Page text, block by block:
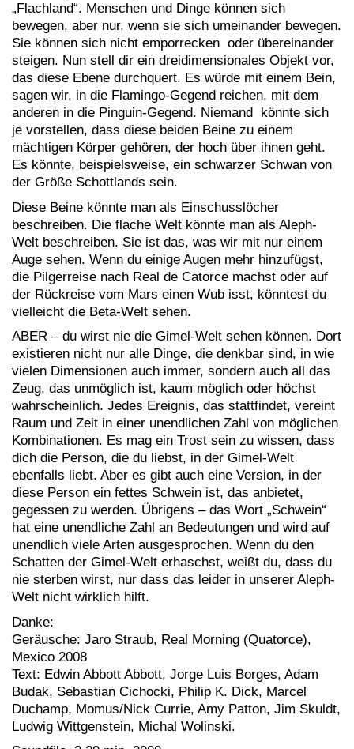
„Flachland“. Menschen und Dinge können sich
bewegen, aber nur, wenn sie sich umeinander bewegen.
Sie können sich nicht emporrecken oder übereinander
steigen. Nun stell dir ein dreidimensionales Objekt vor,
das diese Ebene durchquert. Es würde mit einem Bein,
sagen wir, in die Flamingo-Gegend reichen, mit dem
anderen in die Pinguin-Gegend. Niemand könnte sich
je vorstellen, dass diese beiden Beine zu einem
mächtigen Körper gehören, der hoch über ihnen geht.
Es könnte, beispielsweise, ein schwarzer Schwan von
der Größe Schottlands sein.
Diese Beine könnte man als Einschusslöcher
beschreiben. Die flache Welt könnte man als Aleph-
Welt beschreiben. Sie ist das, was wir mit nur einem
Auge sehen. Wenn du einige Augen mehr hinzufügst,
die Pilgerreise nach Real de Catorce machst oder auf
der Rückreise vom Mars einen Wub isst, könntest du
vielleicht die Beta-Welt sehen.
ABER – du wirst nie die Gimel-Welt sehen können. Dort
existieren nicht nur alle Dinge, die denkbar sind, in wie
vielen Dimensionen auch immer, sondern auch all das
Zeug, das unmöglich ist, kaum möglich oder höchst
wahrscheinlich. Jedes Ereignis, das stattfindet, vereint
Raum und Zeit in einer unendlichen Zahl von möglichen
Kombinationen. Es mag ein Trost sein zu wissen, dass
dich die Person, die du liebst, in der Gimel-Welt
ebenfalls liebt. Aber es gibt auch eine Version, in der
diese Person ein fettes Schwein ist, das anbietet,
gegessen zu werden. Übrigens – das Wort „Schwein“
hat eine unendliche Zahl an Bedeutungen und wird auf
unendlich viele Arten ausgesprochen. Wenn du den
Schatten der Gimel-Welt erhaschst, weißt du, dass du
nie sterben wirst, nur dass das leider in unserer Aleph-
Welt nicht wirklich hilft.
Danke:
Geräusche: Jaro Straub, Real Morning (Quatorce),
Mexico 2008
Text: Edwin Abbott Abbott, Jorge Luis Borges, Adam
Budak, Sebastian Cichocki, Philip K. Dick, Marcel
Duchamp, Momus/Nick Currie, Amy Patton, Jim Skuldt,
Ludwig Wittgenstein, Michal Wolinski.